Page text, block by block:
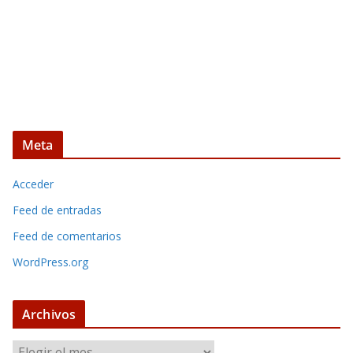
Meta
Acceder
Feed de entradas
Feed de comentarios
WordPress.org
Archivos